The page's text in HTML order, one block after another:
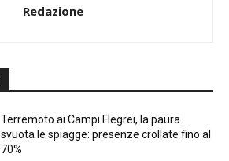
Redazione
Terremoto ai Campi Flegrei, la paura
svuota le spiagge: presenze crollate fino al
70%